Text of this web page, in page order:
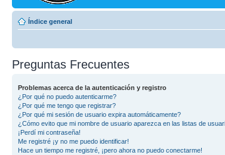
Índice general
Preguntas Frecuentes
Problemas acerca de la autenticación y registro
¿Por qué no puedo autenticarme?
¿Por qué me tengo que registrar?
¿Por qué mi sesión de usuario expira automáticamente?
¿Cómo evito que mi nombre de usuario aparezca en las listas de
¡Perdí mi contraseña!
Me registré ¡y no me puedo identificar!
Hace un tiempo me registré, ¡pero ahora no puedo conectarme!